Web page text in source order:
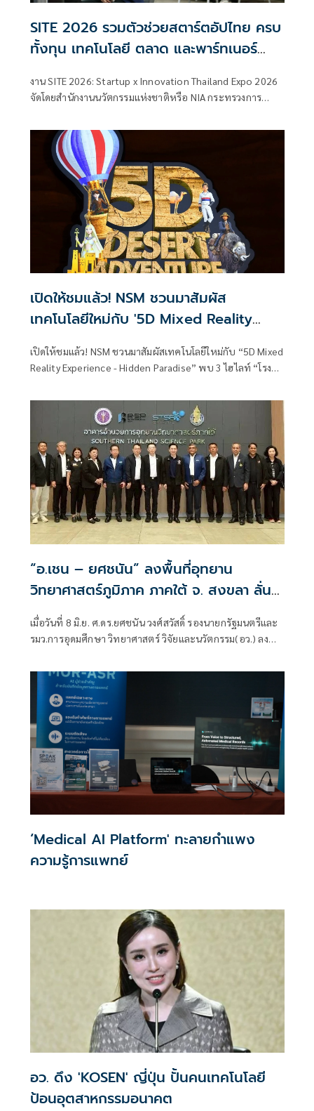
SITE 2026 รวมตัวช่วยสตาร์ตอัปไทย ครบ
ทั้งทุน เทคโนโลยี ตลาด และพาร์ทเนอร์
ต่อยอดนวัตกรรมไทยสู่ธุรกิจจริง
งาน SITE 2026: Startup x Innovation Thailand Expo 2026
จัดโดยสำนักงานนวัตกรรมแห่งชาติหรือ NIA กระทรวงการ
สำคัญสำหรับสตาร์ตอัป ผู้ประกอบการฐานนวัตกรรม และ
ธุรกิจเทคโนโลยีไทย ที่ต้องการหาโอกาสใหม่ในการเติบโต
เปิดให้ชมแล้ว! NSM ชวนมาสัมผัส
เทคโนโลยีใหม่กับ '5D Mixed Reality
พิพิธภัณฑ์พระรามเก้า อพวช.คลอง 5
เปิดให้ชมแล้ว! NSM ชวนมาสัมผัสเทคโนโลยีใหม่กับ “5D Mixed
Reality Experience - Hidden Paradise” พบ 3 ไฮไลท์ “โรง
Hidden Paradise : ธรรมชาติสร้างสรรค์ สวรรค์บนดิน” ที่
พิพิธภัณฑ์พระรามเก้า อพวช.คลอง 5 ปทุมธานี
“อ.เชน – ยศชนัน” ลงพื้นที่อุทยาน
วิทยาศาสตร์ภูมิภาค ภาคใต้ จ. สงขลา ลั่น
ต้องเชื่อมโยงผู้ประ กอบการ ชุมชน ภาครัฐ
และภาคสังคมเข้าด้วยกันเพื่อบ่มเพาะธุรกิจ
ไทยให้ก้าวไปสู่ระดับยูนิคอร์น
เมื่อวันที่ 8 มิ.ย. ศ.ดร.ยศชนัน วงศ์สวัสดิ์ รองนายกรัฐมนตรีและ
รมว.การอุดมศึกษา วิทยาศาสตร์ วิจัยและนวัตกรรม(อว.) ลงพื้น
ชมผลงานนวัตกรรมการใช้ประโยชน์และขับเคลื่อนเศรษฐกิจ
ภาคใต้ ภายใต้โครงการ South Innovation Bridge การเชื่อม
โยงเครือข่ายนวัตกรรมสู่การพัฒนาเศรษฐกิจภาคใต้ โดยมีผู้
บริหารมหาวิทยาลัยในพื้นที่ภาคใต้ นักวิจัย
‘Medical AI Platform' ทะลายกำแพง
ความรู้การแพทย์
อว. ดึง 'KOSEN' ญี่ปุ่น ปั้นคนเทคโนโลยี
ป้อนอุตสาหกรรมอนาคต